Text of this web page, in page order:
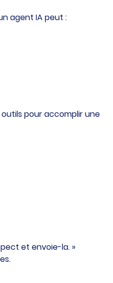
agent IA peut :
pour accomplir une
et envoie-la. »